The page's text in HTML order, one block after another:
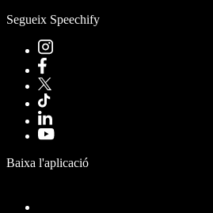
Segueix Speechify
Baixa l'aplicació